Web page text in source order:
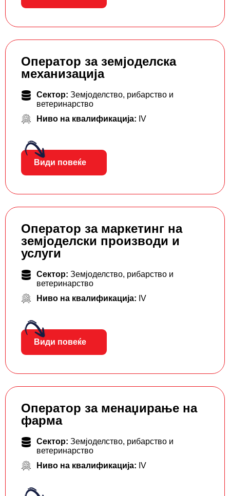
Оператор за земјоделска
механизација
Сектор: Земјоделство, рибарство и
ветеринарство
Ниво на квалификација: IV
Види повеќе
Оператор за маркетинг на
земјоделски производи и
услуги
Сектор: Земјоделство, рибарство и
ветеринарство
Ниво на квалификација: IV
Види повеќе
Оператор за менаџирање на
фарма
Сектор: Земјоделство, рибарство и
ветеринарство
Ниво на квалификација: IV